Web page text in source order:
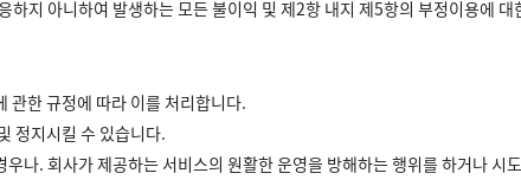
지 아니하여 발생하는 모든 불이익 및 제2항 내지 제5항의 부정이용에 대
관한 규정에 따라 이를 처리합니다.
정지시킬 수 있습니다.
나. 회사가 제공하는 서비스의 원활한 운영을 방해하는 행위를 하거나 시